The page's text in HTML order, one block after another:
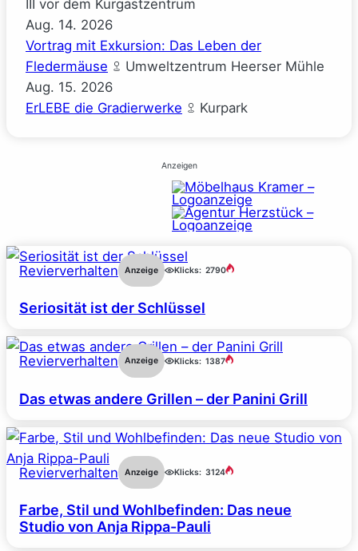
III vor dem Kurgastzentrum
Aug. 14. 2026
Vortrag mit Exkursion: Das Leben der
Fledermäuse
Umweltzentrum Heerser Mühle
Aug. 15. 2026
ErLEBE die Gradierwerke
Kurpark
Anzeigen
Revierverhalten Anzeige Klicks: 2790
Seriosität ist der Schlüssel
Revierverhalten Anzeige Klicks: 1387
Das etwas andere Grillen – der Panini Grill
Revierverhalten Anzeige Klicks: 3124
Farbe, Stil und Wohlbefinden: Das neue
Studio von Anja Rippa-Pauli